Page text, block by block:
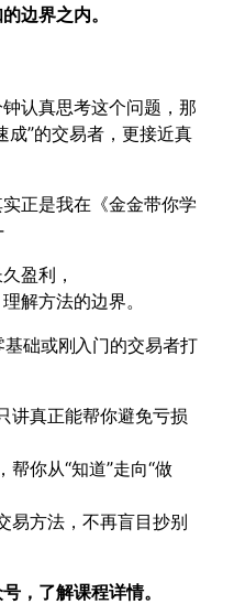
边界之内。
认真思考这个问题，那
成”的交易者，更接近真
正是我在《金金带你学
盈利，
解方法的边界。
基础或刚入门的交易者打
讲真正能帮你避免亏损
你从“知道”走向“做
易方法，不再盲目抄别
，了解课程详情。